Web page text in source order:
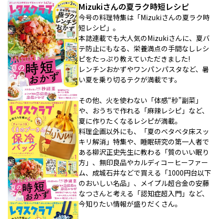
Mizukiさんの夏ラク時短レシピ
今号の料理特集は「Mizukiさんの夏ラク時
短レシピ」。
本誌連載でも大人気のMizukiさんに、夏バ
テ防止にもなる、栄養満点の手間なしレシ
ピをたっぷり教えていただきました!
レンチンおかずやワンパンパスタなど、暑
い夏を乗り切るテクが満載です。
その他、火を使わない「体感“秒”副菜」
や、おうちで作れる「麻辣レシピ」など、
夏に作りたくなるレシピが満載。
料理企画以外にも、「夏のベタベタ床スッ
キリ解消」特集や、睡眠研究の第一人者で
ある柳沢正史先生に教わる「質のいい眠り
方」、無印良品やカルディコーヒーファー
ム、成城石井などで買える「1000円台以下
のおいしい名品」、メイプル超合金の安藤
なつさんと考える「認知症超入門」など、
今知りたい情報が盛りだくさん。